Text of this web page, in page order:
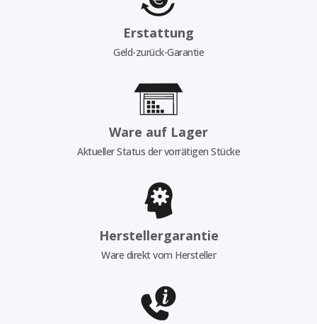
Erstattung
Geld-zurück-Garantie
Ware auf Lager
Aktueller Status der vorrätigen Stücke
Herstellergarantie
Ware direkt vom Hersteller